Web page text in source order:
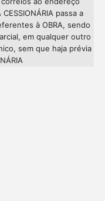
passa a
à OBRA, sendo
em qualquer outro
sem que haja prévia